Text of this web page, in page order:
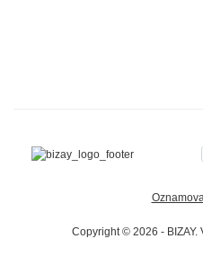
Copyright © 2026 -